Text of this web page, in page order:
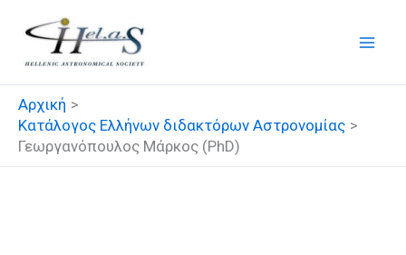
στο
περιεχόμενο
Αρχική
Κατάλογος Ελλήνων διδακτόρων Αστρονομίας
Γεωργανόπουλος Μάρκος (PhD)